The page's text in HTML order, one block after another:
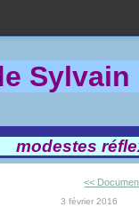
Sylvain
modestes
<<
3 février 2016